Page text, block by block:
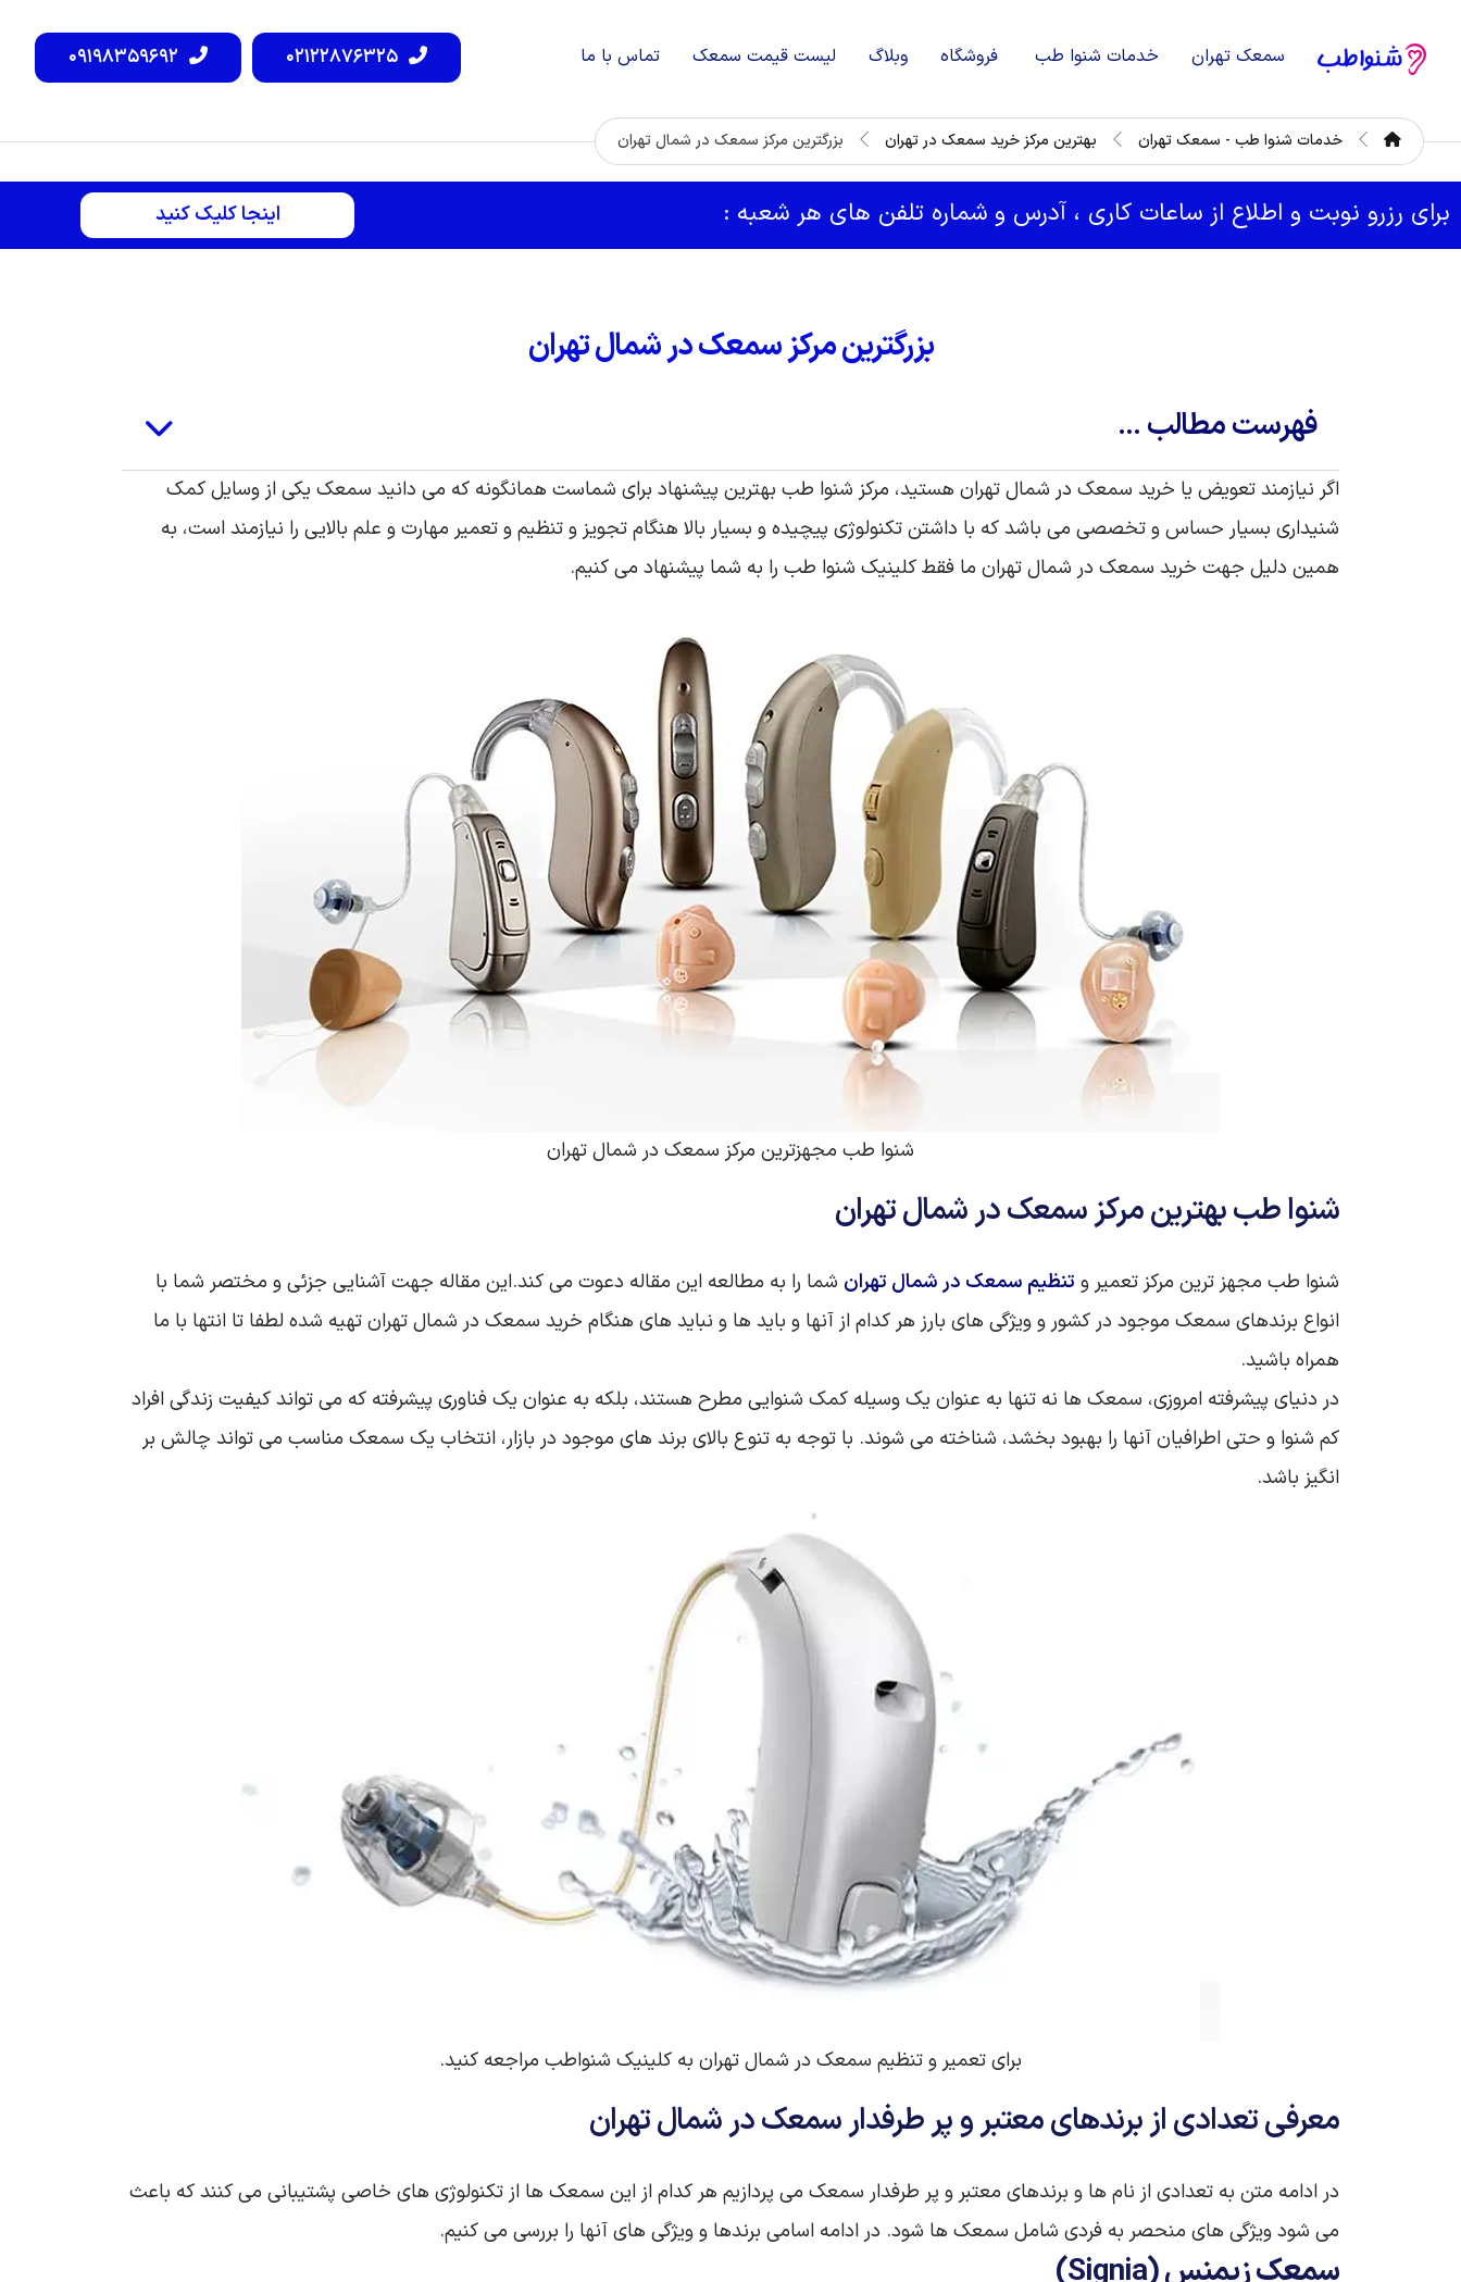
سمعک تهران خدمات شنوا طب فروشگاه وبلاگ لیست قیمت سمعک تماس با ما ۰۹۱۹۸۳۵۹۶۹۲ ۰۲۱۲۲۸۷۶۳۲۵
خدمات شنوا طب - سمعک تهران بهترین مرکز خرید سمعک در تهران بزرگترین مرکز سمعک در شمال تهران
برای رزرو نوبت و اطلاع از ساعات کاری ، آدرس و شماره تلفن های هر شعبه : اینجا کلیک کنید
بزرگترین مرکز سمعک در شمال تهران
فهرست مطالب ...
اگر نیازمند تعویض یا خرید سمعک در شمال تهران هستید، مرکز شنوا طب بهترین پیشنهاد برای شماست همانگونه که می دانید سمعک یکی از وسایل کمک
شنیداری بسیار حساس و تخصصی می باشد که با داشتن تکنولوژی پیچیده و بسیار بالا هنگام تجویز و تنظیم و تعمیر مهارت و علم بالایی را نیازمند است، به
همین دلیل جهت خرید سمعک در شمال تهران ما فقط کلینیک شنوا طب را به شما پیشنهاد می کنیم.
شنوا طب مجهزترین مرکز سمعک در شمال تهران
شنوا طب بهترین مرکز سمعک در شمال تهران
شنوا طب مجهز ترین مرکز تعمیر و تنظیم سمعک در شمال تهران شما را به مطالعه این مقاله دعوت می کند.این مقاله جهت آشنایی جزئی و مختصر شما با
انواع برندهای سمعک موجود در کشور و ویژگی های بارز هر کدام از آنها و باید ها و نباید های هنگام خرید سمعک در شمال تهران تهیه شده لطفا تا انتها با ما
همراه باشید.
در دنیای پیشرفته امروزی، سمعک‌ ها نه تنها به عنوان یک وسیله کمک شنوایی مطرح هستند، بلکه به عنوان یک فناوری پیشرفته که می‌ تواند کیفیت زندگی افراد
کم‌ شنوا و حتی اطرافیان آنها را بهبود بخشد، شناخته می‌ شوند. با توجه به تنوع بالای برند های موجود در بازار، انتخاب یک سمعک مناسب می‌ تواند چالش‌ بر
انگیز باشد.
برای تعمیر و تنظیم سمعک در شمال تهران به کلینیک شنواطب مراجعه کنید.
معرفی تعدادی از برندهای معتبر و پر طرفدار سمعک در شمال تهران
در ادامه متن به تعدادی از نام ها و برندهای معتبر و پر طرفدار سمعک می پردازیم هر کدام از این سمعک ها از تکنولوژی های خاصی پشتیبانی می کنند که باعث
می شود ویژگی های منحصر به فردی شامل سمعک ها شود. در ادامه اسامی برندها و ویژگی های آنها را بررسی می کنیم.
سمعک زیمنس (Signia)